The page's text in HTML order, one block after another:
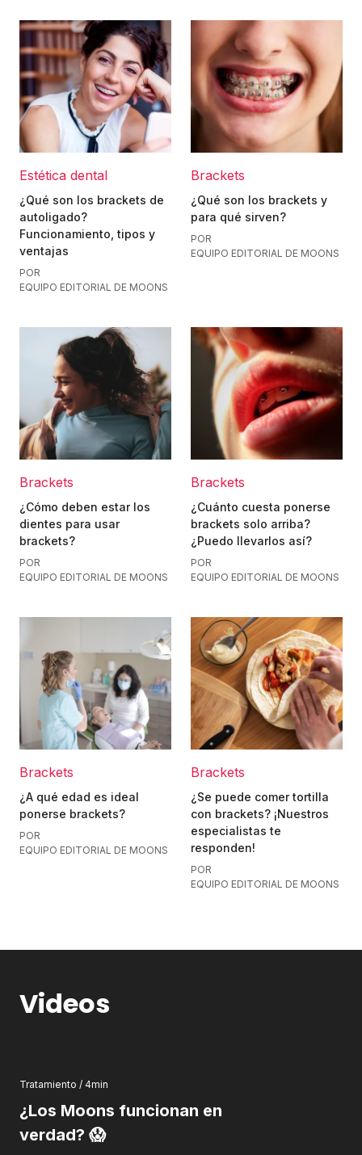
Estética dental
¿Qué son los brackets de
autoligado?
Funcionamiento, tipos y
ventajas
POR
EQUIPO EDITORIAL DE MOONS
Brackets
¿Qué son los brackets y
para qué sirven?
POR
EQUIPO EDITORIAL DE MOONS
Brackets
¿Cómo deben estar los
dientes para usar
brackets?
POR
EQUIPO EDITORIAL DE MOONS
Brackets
¿Cuánto cuesta ponerse
brackets solo arriba?
¿Puedo llevarlos así?
POR
EQUIPO EDITORIAL DE MOONS
Brackets
¿A qué edad es ideal
ponerse brackets?
POR
EQUIPO EDITORIAL DE MOONS
Brackets
¿Se puede comer tortilla
con brackets? ¡Nuestros
especialistas te
responden!
POR
EQUIPO EDITORIAL DE MOONS
Videos
Tratamiento / 4min
¿Los Moons funcionan en
verdad? 😱